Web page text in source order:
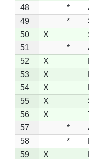
48
*
49
*
50
X
51
*
52
X
53
X
54
X
55
X
56
X
57
*
58
*
59
X